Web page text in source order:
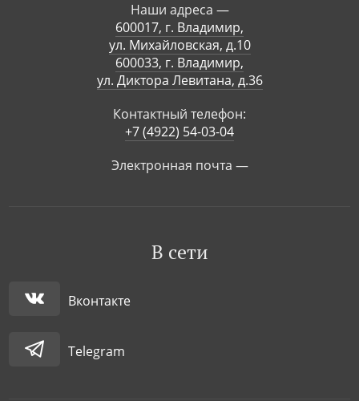
Наши адреса —
600017, г. Владимир,
ул. Михайловская, д.10
600033, г. Владимир,
ул. Диктора Левитана, д.36
Контактный телефон:
+7 (4922) 54-03-04
Электронная почта —
В сети
Вконтакте
Telegram